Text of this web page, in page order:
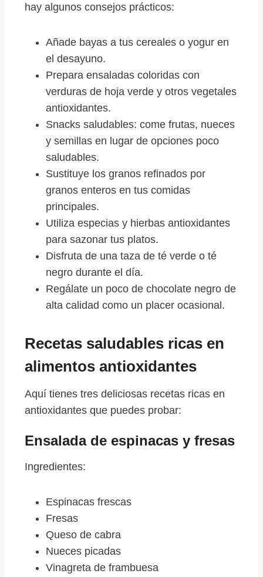
hay algunos consejos prácticos:
Añade bayas a tus cereales o yogur en
el desayuno.
Prepara ensaladas coloridas con
verduras de hoja verde y otros vegetales
antioxidantes.
Snacks saludables: come frutas, nueces
y semillas en lugar de opciones poco
saludables.
Sustituye los granos refinados por
granos enteros en tus comidas
principales.
Utiliza especias y hierbas antioxidantes
para sazonar tus platos.
Disfruta de una taza de té verde o té
negro durante el día.
Regálate un poco de chocolate negro de
alta calidad como un placer ocasional.
Recetas saludables ricas en
alimentos antioxidantes
Aquí tienes tres deliciosas recetas ricas en
antioxidantes que puedes probar:
Ensalada de espinacas y fresas
Ingredientes:
Espinacas frescas
Fresas
Queso de cabra
Nueces picadas
Vinagreta de frambuesa